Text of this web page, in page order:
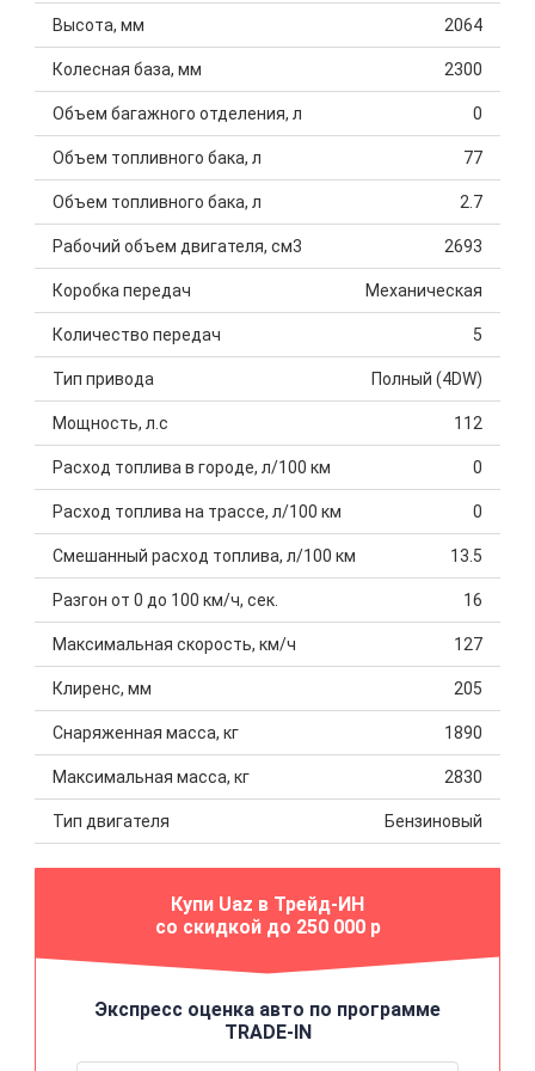
Высота, мм 2064
Колесная база, мм 2300
Объем багажного отделения, л 0
Объем топливного бака, л 77
Объем топливного бака, л 2.7
Рабочий объем двигателя, см3 2693
Коробка передач Механическая
Количество передач 5
Тип привода Полный (4DW)
Мощность, л.с 112
Расход топлива в городе, л/100 км 0
Расход топлива на трассе, л/100 км 0
Смешанный расход топлива, л/100 км 13.5
Разгон от 0 до 100 км/ч, сек. 16
Максимальная скорость, км/ч 127
Клиренс, мм 205
Снаряженная масса, кг 1890
Максимальная масса, кг 2830
Тип двигателя Бензиновый
Купи Uaz в Трейд-ИН
со скидкой до 250 000 р
Экспресс оценка авто по программе
TRADE-IN